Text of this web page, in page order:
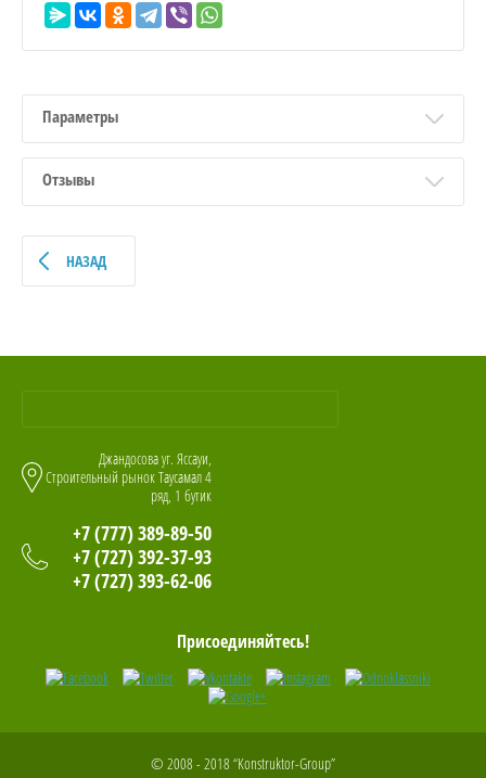
Параметры
Отзывы
НАЗАД
Джандосова уг. Яссауи,
Строительный рынок Таусамал 4
ряд, 1 бутик
+7 (777) 389-89-50
+7 (727) 392-37-93
+7 (727) 393-62-06
Присоединяйтесь!
© 2008 - 2018 “Konstruktor-Group”